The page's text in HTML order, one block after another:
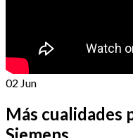
02 Jun
Más cualidades